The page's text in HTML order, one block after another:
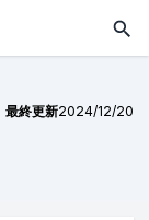
最終更新2024/12/20